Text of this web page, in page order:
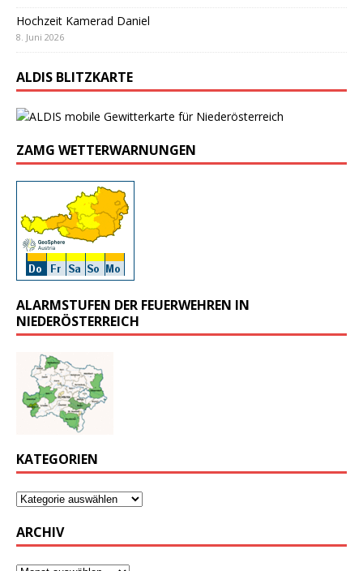
Hochzeit Kamerad Daniel
8. Juni 2026
ALDIS BLITZKARTE
ZAMG WETTERWARNUNGEN
ALARMSTUFEN DER FEUERWEHREN IN
NIEDERÖSTERREICH
KATEGORIEN
ARCHIV